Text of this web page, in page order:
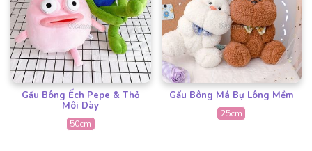
Gấu Bông Ếch Pepe & Thỏ
Môi Dày
50cm
Gấu Bông Má Bự Lông Mềm
25cm